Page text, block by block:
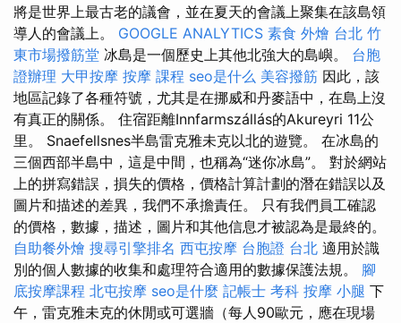
將是世界上最古老的議會，並在夏天的會議上聚集在該島領
導人的會議上。 GOOGLE ANALYTICS 素食 外燴 台北 竹
東市場撥筋堂 冰島是一個歷史上其他北強大的島嶼。 台胞
證辦理 大甲按摩 按摩 課程 seo是什么 美容撥筋 因此，該
地區記錄了各種符號，尤其是在挪威和丹麥語中，在島上沒
有真正的關係。 住宿距離Innfarmszállás的Akureyri 11公
里。 Snaefellsnes半島雷克雅未克以北的遊覽。 在冰島的
三個西部半島中，這是中間，也稱為“迷你冰島”。 對於網站
上的拼寫錯誤，損失的價格，價格計算計劃的潛在錯誤以及
圖片和描述的差異，我們不承擔責任。 只有我們員工確認
的價格，數據，描述，圖片和其他信息才被認為是最終的。
自助餐外燴 搜尋引擎排名 西屯按摩 台胞證 台北 適用於識
別的個人數據的收集和處理符合適用的數據保護法規。 腳
底按摩課程 北屯按摩 seo是什麼 記帳士 考科 按摩 小腿 下
午，雷克雅未克的休閒或可選牆（每人90歐元，應在現場